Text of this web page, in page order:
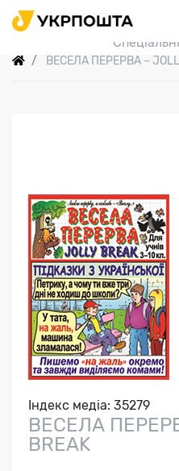
Пошук
ВЕСЕЛА ПЕРЕРВА –
Індекс медіа: 35279
ВЕСЕЛА
BREAK